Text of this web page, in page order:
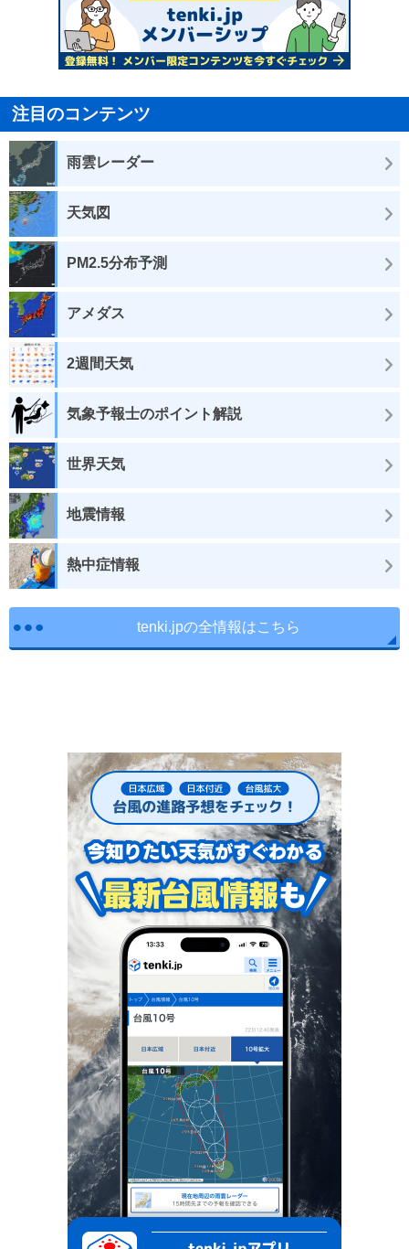
注目のコンテンツ
雨雲レーダー
天気図
PM2.5分布予測
アメダス
2週間天気
気象予報士のポイント解説
世界天気
地震情報
熱中症情報
tenki.jpの全情報はこちら